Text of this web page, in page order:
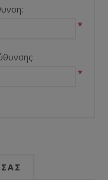
*
*